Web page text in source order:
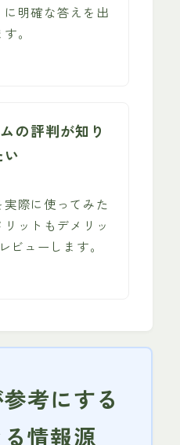
明確な答えを出
。
の評判が知り
い
際に使ってみた
ットもデメリッ
ビューします。
考にする
情報源